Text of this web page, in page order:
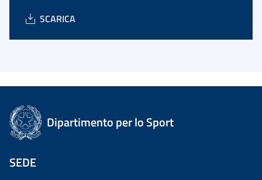
SCARICA
Dipartimento per lo Sport
SEDE